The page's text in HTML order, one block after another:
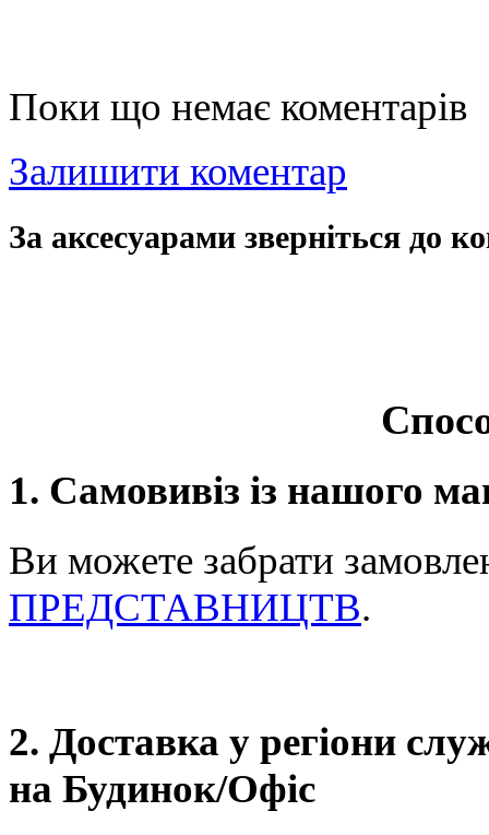
Поки що немає коментарів
Залишити коментар
За аксесуарами зверніться до
1. Самовивіз із нашого
Ви можете забрати
ПРЕДСТАВНИЦТВ.
2. Доставка у регіони
на Будинок/Офіс